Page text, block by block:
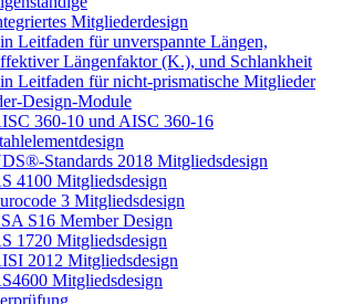
Mitgliederdesign
Leitfaden für unverspannte Längen,
Längenfaktor (K.), und Schlankheit
Leitfaden für nicht-prismatische Mitglieder
Design-Module
360-10 und AISC 360-16
Standards 2018 Mitgliedsdesign
4100 Mitgliedsdesign
3 Mitgliedsdesign
S16 Member Design
1720 Mitgliedsdesign
2012 Mitgliedsdesign
Mitgliedsdesign